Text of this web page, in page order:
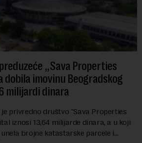
„Sava Properties
dobila imovinu Beogradskog
milijardi dinara
privredno društvo "Sava Properties
iznosi 13,64 milijarde dinara, a u koji
brojne katastarske parcele i